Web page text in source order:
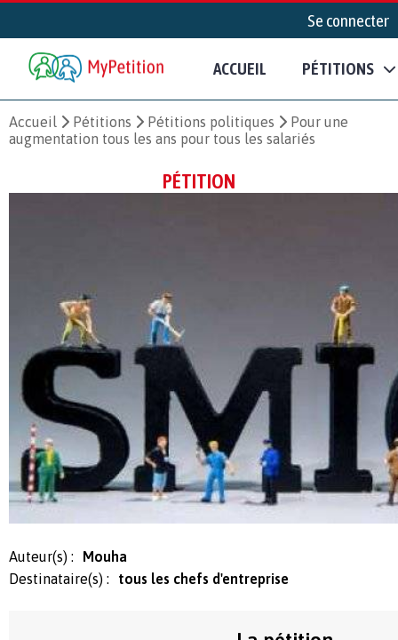
Se connecter
ACCUEIL PÉTITIONS
Accueil Pétitions Pétitions politiques
Pour une
augmentation tous les ans pour tous les salariés
PÉTITION
Auteur(s) :
Mouha
Destinataire(s) :
tous les chefs d'entreprise